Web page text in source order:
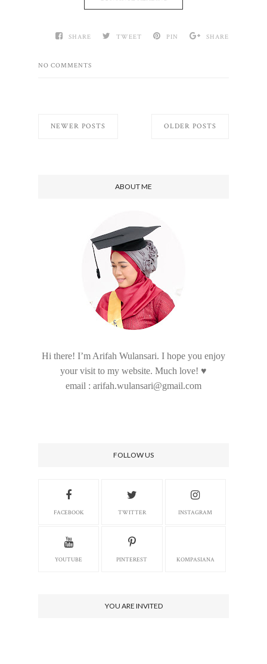
SHARE TWEET PIN SHARE
NO COMMENTS
NEWER POSTS OLDER POSTS
ABOUT ME
Hi there! I’m Arifah Wulansari. I hope you enjoy
your visit to my website. Much love! ♥
email : arifah.wulansari@gmail.com
FOLLOW US
FACEBOOK TWITTER INSTAGRAM
YOUTUBE PINTEREST KOMPASIANA
YOU ARE INVITED